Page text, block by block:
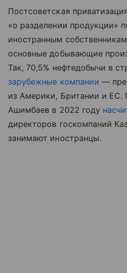
Постсоветская
«о разделении продукции»
иностранным
основные добывающие
Так, 70,5% нефтедобычи в
зарубежные компании —
из Америки, Британии и ЕС.
Ашимбаев в 2022 году
директоров госкомпаний
занимают иностранцы.